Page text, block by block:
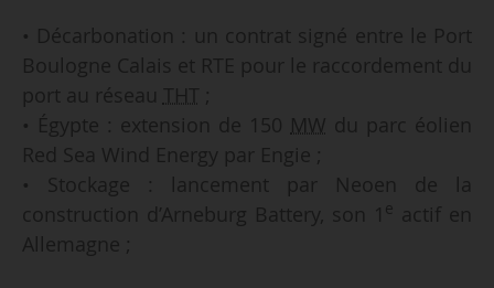
• Décarbonation : un contrat signé entre le Port
Boulogne Calais et RTE pour le raccordement du
port au réseau THT ;
• Égypte : extension de 150 MW du parc éolien
Red Sea Wind Energy par Engie ;
• Stockage : lancement par Neoen de la
construction d’Arneburg Battery, son 1 e actif en
Allemagne ;